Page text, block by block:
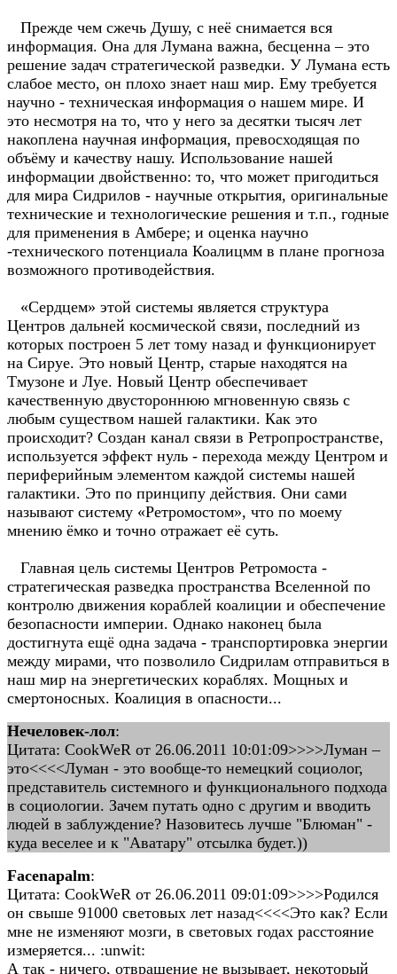
Прежде чем сжечь Душу, с неё снимается вся
информация. Она для Лумана важна, бесценна – это
решение задач стратегической разведки. У Лумана есть
слабое место, он плохо знает наш мир. Ему требуется
научно - техническая информация о нашем мире. И
это несмотря на то, что у него за десятки тысяч лет
накоплена научная информация, превосходящая по
объёму и качеству нашу. Использование нашей
информации двойственно: то, что может пригодиться
для мира Сидрилов - научные открытия, оригинальные
технические и технологические решения и т.п., годные
для применения в Амбере; и оценка научно
-технического потенциала Коалицмм в плане прогноза
возможного противодействия.
«Сердцем» этой системы является структура
Центров дальней космической связи, последний из
которых построен 5 лет тому назад и функционирует
на Сируе. Это новый Центр, старые находятся на
Тмузоне и Луе. Новый Центр обеспечивает
качественную двустороннюю мгновенную связь с
любым существом нашей галактики. Как это
происходит? Создан канал связи в Ретропространстве,
используется эффект нуль - перехода между Центром и
периферийным элементом каждой системы нашей
галактики. Это по принципу действия. Они сами
называют систему «Ретромостом», что по моему
мнению ёмко и точно отражает её суть.
Главная цель системы Центров Ретромоста -
стратегическая разведка пространства Вселенной по
контролю движения кораблей коалиции и обеспечение
безопасности империи. Однако наконец была
достигнута ещё одна задача - транспортировка энергии
между мирами, что позволило Сидрилам отправиться в
наш мир на энергетических кораблях. Мощных и
смертоносных. Коалиция в опасности...
Нечеловек-лол:
Цитата: CookWeR от 26.06.2011 10:01:09>>>>Луман –
это<<<<Луман - это вообще-то немецкий социолог,
представитель системного и функционального подхода
в социологии. Зачем путать одно с другим и вводить
людей в заблуждение? Назовитесь лучше "Блюман" -
куда веселее и к "Аватару" отсылка будет.))
Facenapalm:
Цитата: CookWeR от 26.06.2011 09:01:09>>>>Родился
он свыше 91000 световых лет назад<<<<Это как? Если
мне не изменяют мозги, в световых годах расстояние
измеряется... :unwit:
А так - ничего, отвращение не вызывает, некоторый